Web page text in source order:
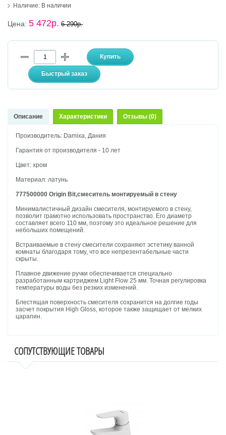
Наличие: В наличии
Цена:5 472р. 6 290р.
Описание Характеристики Отзывы (0)
Производитель: Damixa, Дания
Гарантия от производителя - 10 лет
Цвет: хром
Материал: латунь
777500000 Origin Bit,смеситель монтируемый в стену
Минималистичный дизайн смесителя, монтируемого в стену,
позволит грамотно использовать пространство. Его диаметр
составляет всего 110 мм, поэтому это идеальное решение для
небольших помещений.
Встраиваемые в стену смесители сохраняют эстетику ванной
комнаты благодаря тому, что все непрезентабельные части
скрыты.
Плавное движение ручки обеспечивается специально
разработанным картриджем Light Flow 25 мм. Точная регулировка
температуры воды без резких изменений.
Блестящая поверхность смесителя сохранится на долгие годы
засчет покрытия High Gloss, которое также защищает от мелких
царапин.
СОПУТСТВУЮЩИЕ ТОВАРЫ